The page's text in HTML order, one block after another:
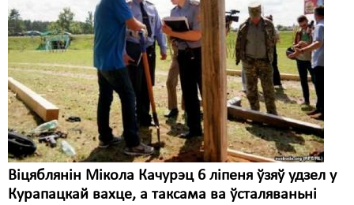
Віцяблянін Мікола Качурэц 6 ліпеня ўзяў удзел у
Курапацкай вахце, а таксама ва ўсталяваньні
Дыскрымінацыя
Затрыманьні
Карная псыхіятрыя
КПЧ ААН
Культурныя правы
ЛПП
Мігранты